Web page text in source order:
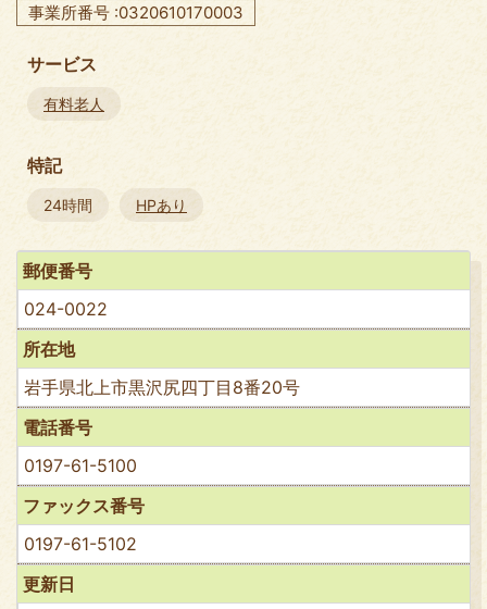
事業所番号 :0320610170003
サービス
有料老人
特記
24時間 HPあり
郵便番号
024-0022
所在地
岩手県北上市黒沢尻四丁目8番20号
電話番号
0197-61-5100
ファックス番号
0197-61-5102
更新日